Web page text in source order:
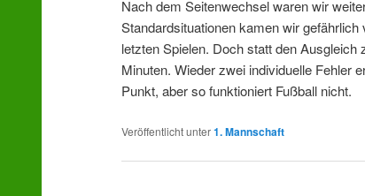
Nach dem Seitenwechsel waren wir
Standardsituationen kamen wir
letzten Spielen. Doch statt den
Minuten. Wieder zwei individuelle Fehler
Punkt, aber so funktioniert Fußball nicht.
Veröffentlicht unter1. Mannschaft